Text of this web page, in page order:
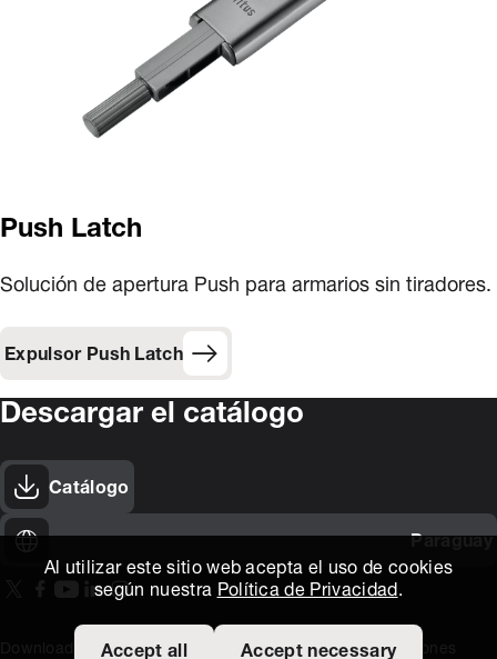
Al utilizar este sitio web acepta el uso de cookies
según nuestra Política de Privacidad .
Accept all Accept necessary
Push Latch
Solución de apertura Push para armarios sin tiradores.
Expulsor Push Latch
Descargar el catálogo
Catálogo
Paraguay
On our X page
(Opens in new window)
On our Facebook page
(Opens in new window)
On our Youtube page
(Opens in new window)
(Opens in new window)
On our Instagram page
(Opens in new window)
Download areaTitus Expertise ExtranetTerminos y Condiciones